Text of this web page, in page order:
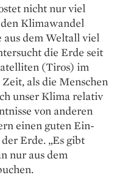
nicht nur viel
Klima­wandel
dem Weltall viel
die Erde seit
(Tiros) im
als die Menschen
unser Klima relativ
von anderen
einen guten Ein­
Erde. „Es gibt
nur aus dem